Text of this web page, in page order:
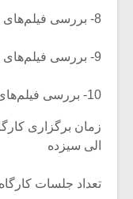
8- بررسی فیلم‌‎های دهه ۶۰
9- بررسی فیلم‌های دهه ۷۰
10- بررسی فیلم‌های دهه ۸۰
زمان برگزاری
الی سیزده
تعداد جلسات کارگاه: